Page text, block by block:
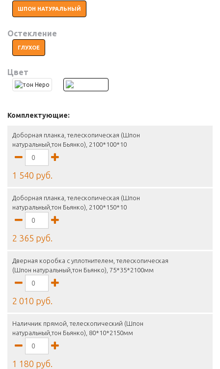
ШПОН НАТУРАЛЬНЫЙ
Остекление
ГЛУХОЕ
Цвет
Комплектующие:
Доборная планка, телескопическая (Шпон
натуральный,тон Бьянко), 2100*100*10
1 540 руб.
Доборная планка, телескопическая (Шпон
натуральный,тон Бьянко), 2100*150*10
2 365 руб.
Дверная коробка с уплотнителем, телескопическая
(Шпон натуральный,тон Бьянко), 75*35*2100мм
2 010 руб.
Наличник прямой, телескопический (Шпон
натуральный,тон Бьянко), 80*10*2150мм
1 180 руб.